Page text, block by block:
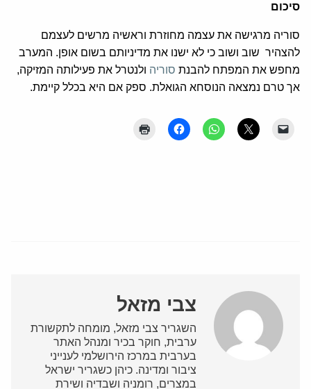
סיכום
סוריה מרגישה את עצמה מחוזרת וראשיה מרשים לעצמם
להצהיר שוב ושוב כי לא ישנו את מדיניותם בשום אופן. המערב
מחפש את המפתח להבנת סוריה ולנטרל את פעילותה המזיקה,
אך טרם נמצאה הנוסחא הגואלת. ספק אם היא בכלל קיימת.
צבי מזאל
השגריר צבי מזאל, מומחה לתקשורת
ערבית, חוקר בכיר ומנהל האתר
בערבית במרכז הירושלמי לענייני
ציבור ומדינה. כיהן כשגריר ישראל
במצרים, רומניה ושבדיה ושירת